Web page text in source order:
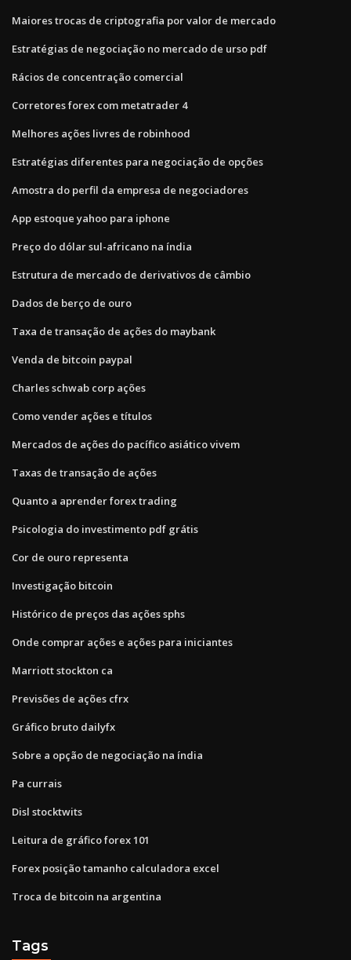
Maiores trocas de criptografia por valor de mercado
Estratégias de negociação no mercado de urso pdf
Rácios de concentração comercial
Corretores forex com metatrader 4
Melhores ações livres de robinhood
Estratégias diferentes para negociação de opções
Amostra do perfil da empresa de negociadores
App estoque yahoo para iphone
Preço do dólar sul-africano na índia
Estrutura de mercado de derivativos de câmbio
Dados de berço de ouro
Taxa de transação de ações do maybank
Venda de bitcoin paypal
Charles schwab corp ações
Como vender ações e títulos
Mercados de ações do pacífico asiático vivem
Taxas de transação de ações
Quanto a aprender forex trading
Psicologia do investimento pdf grátis
Cor de ouro representa
Investigação bitcoin
Histórico de preços das ações sphs
Onde comprar ações e ações para iniciantes
Marriott stockton ca
Previsões de ações cfrx
Gráfico bruto dailyfx
Sobre a opção de negociação na índia
Pa currais
Disl stocktwits
Leitura de gráfico forex 101
Forex posição tamanho calculadora excel
Troca de bitcoin na argentina
Tags